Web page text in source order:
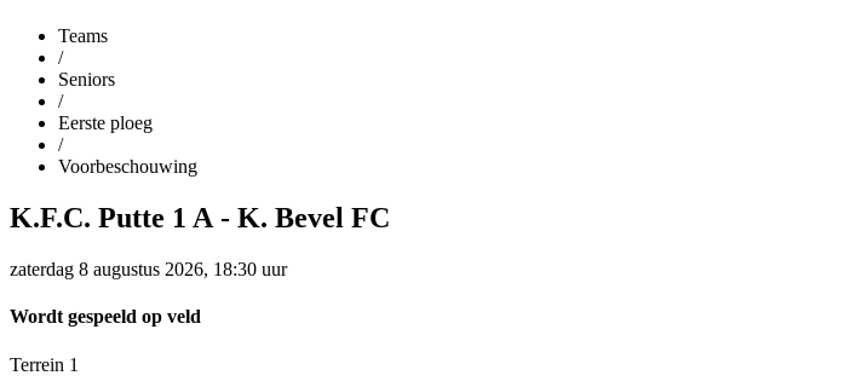
Teams
/
Seniors
/
Eerste ploeg
/
Voorbeschouwing
K.F.C. Putte 1 A- K. Bevel FC
zaterdag 8 augustus 2026, 18:30 uur
Wordt gespeeld op veld
Terrein 1